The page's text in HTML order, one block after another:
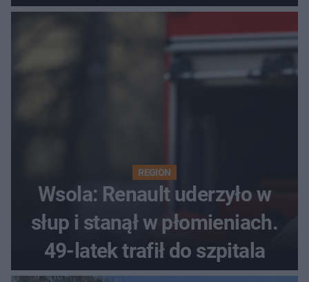
REGION
Wsola: Renault uderzyło w
słup i stanął w płomieniach.
49-latek trafił do szpitala